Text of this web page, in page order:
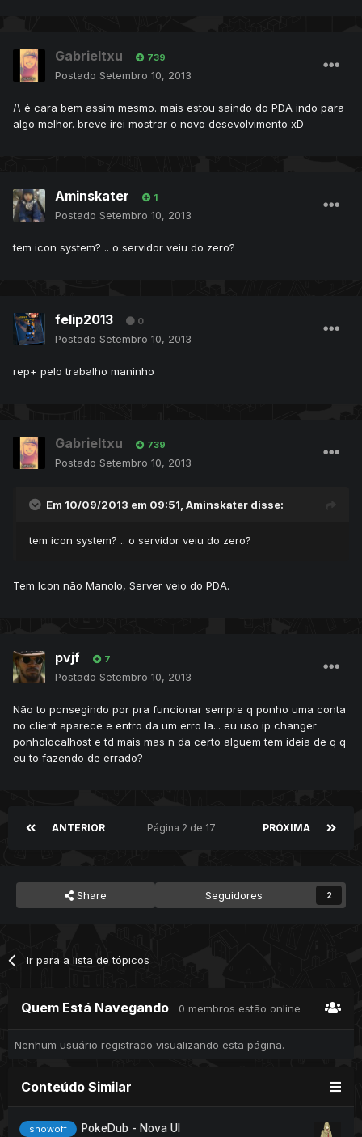
Gabrieltxu 739
Postado Setembro 10, 2013
/\ é cara bem assim mesmo. mais estou saindo do PDA indo para
algo melhor. breve irei mostrar o novo desevolvimento xD
Aminskater 1
Postado Setembro 10, 2013
tem icon system? .. o servidor veiu do zero?
felip2013 0
Postado Setembro 10, 2013
rep+ pelo trabalho maninho
Gabrieltxu 739
Postado Setembro 10, 2013
Em 10/09/2013 em 09:51, Aminskater disse:
tem icon system? .. o servidor veiu do zero?
Tem Icon não Manolo, Server veio do PDA.
pvjf 7
Postado Setembro 10, 2013
Não to pcnsegindo por pra funcionar sempre q ponho uma conta
no client aparece e entro da um erro la... eu uso ip changer
ponholocalhost e td mais mas n da certo alguem tem ideia de q q
eu to fazendo de errado?
ANTERIOR PRÓXIMA
Página 2 de 17
Share Seguidores 2
Ir para a lista de tópicos
Quem Está Navegando 0 membros estão online
Nenhum usuário registrado visualizando esta página.
Conteúdo Similar
showoff
PokeDub - Nova UI